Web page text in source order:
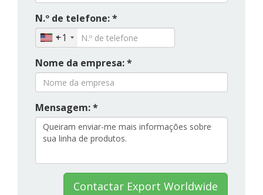
N.º de telefone: *
+1
Nome da empresa: *
Mensagem: *
Contactar Export Worldwide